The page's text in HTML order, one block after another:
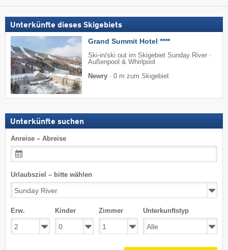
Unterkünfte dieses Skigebiets
Grand Summit Hotel ****
Ski-in/ski out im Skigebiet Sunday River ·
Außenpool & Whirlpool
Newry · 0 m zum Skigebiet
Unterkünfte suchen
Anreise – Abreise
Urlaubsziel – bitte wählen
Erw. Kinder Zimmer Unterkunftstyp